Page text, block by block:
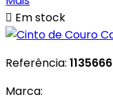
 Em stock
Referência: 1135666
Marca: